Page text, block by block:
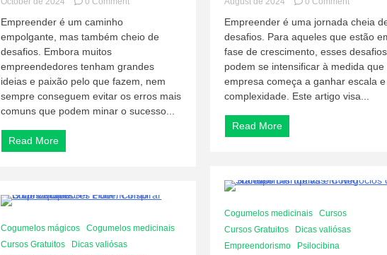
Armadilhas
no
que
Você
Empreender é um caminho
empolgante, mas também cheio de
desafios. Embora muitos
empreendedores tenham grandes
ideias e paixão pelo que fazem, nem
sempre conseguem evitar os erros mais
comuns que podem minar o sucesso...
Read More
Cogumelos mágicos
Cogumelos medicinais
Cursos Gratuitos
Dicas valiósas
Desafios:
e
em
Empreender é uma jornada cheia
desafios. Para aqueles que estão
fase de crescimento, esses desafios
podem se intensificar à medida que
empresa começa a ganhar escala e
complexidade. Este artigo visa...
Read More
Cogumelos medicinais
Cursos
Cursos Gratuitos
Dicas valiósas
Empreendorismo
Psilocibina